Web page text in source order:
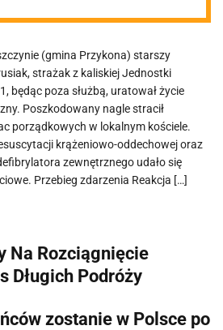
z
(gmina Przykona) starszy
strażak z kaliskiej Jednostki
będąc poza służbą, uratował życie
Poszkodowany nagle stracił
porządkowych w lokalnym kościele.
krążeniowo-oddechowej oraz
zewnętrznego udało się
Przebieg zdarzenia Reakcja […]
Na Rozciągnięcie
Długich Podróży
zostanie w Polsce po